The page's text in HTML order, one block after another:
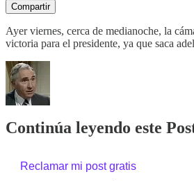
Compartir
Ayer viernes, cerca de medianoche, la
victoria para el presidente, ya que saca
Continúa leyendo este
Reclamar mi post gratis